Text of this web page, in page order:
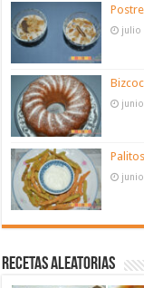
julio
Recetas aleatorias